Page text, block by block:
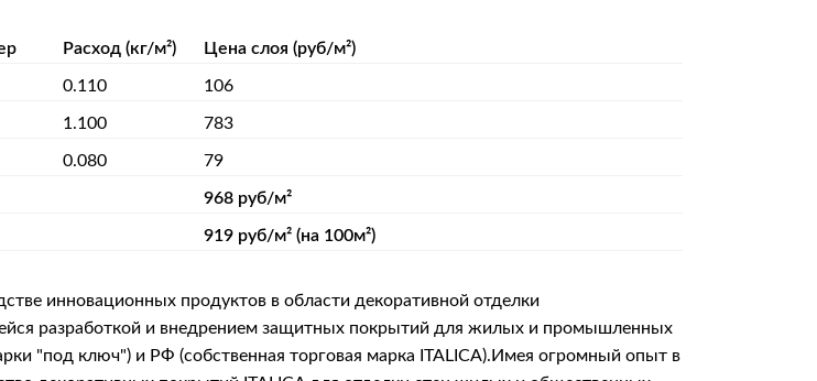
Расход (кг/м²) Цена слоя (руб/м²)
0.110 106
1.100 783
0.080 79
968 руб/м²
919 руб/м² (на 100м²)
инновационных продуктов в области декоративной отделки
разработкой и внедрением защитных покрытий для жилых и промышленных
"под ключ") и РФ (собственная торговая марка ITALICA).Имея огромный опыт в